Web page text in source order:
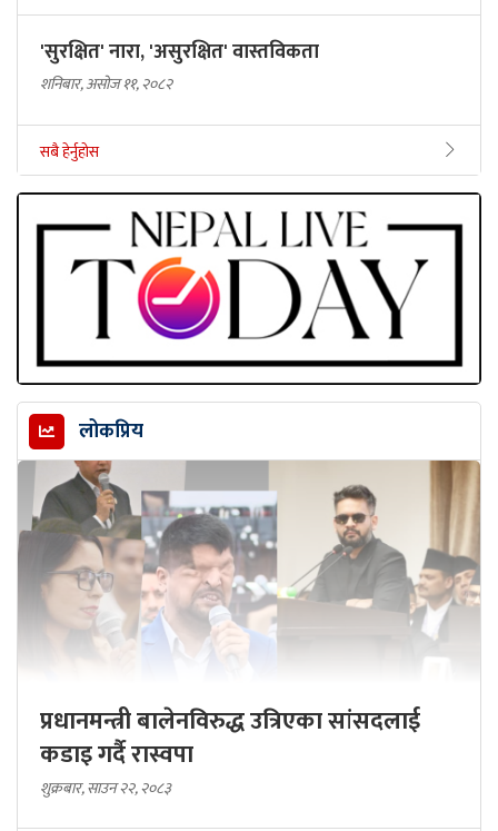
'सुरक्षित' नारा, 'असुरक्षित' वास्तविकता
शनिबार, असोज ११, २०८२
सबै हेर्नुहोस
लोकप्रिय
प्रधानमन्त्री बालेनविरुद्ध उत्रिएका सांसदलाई
कडाइ गर्दै रास्वपा
शुक्रबार, साउन २२, २०८३